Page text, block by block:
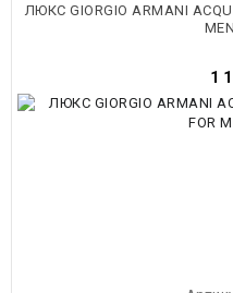
ЛЮКС GIORGIO ARMANI
1